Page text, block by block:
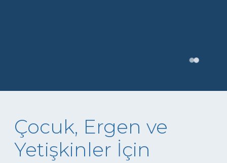
Çocuk, Ergen ve
Yetişkinler İçin